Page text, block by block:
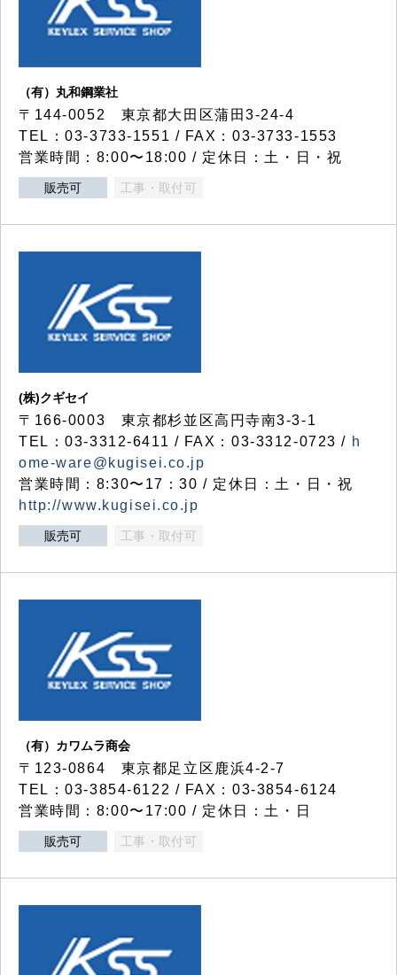
（有）丸和鋼業社
〒144-0052 東京都大田区蒲田3-24-4
TEL：03-3733-1551 / FAX：03-3733-1553
営業時間：8:00〜18:00 / 定休日：土・日・祝
販売可 工事・取付可
(株)クギセイ
〒166-0003 東京都杉並区高円寺南3-3-1
TEL：03-3312-6411 / FAX：03-3312-0723 / h
ome-ware@kugisei.co.jp
営業時間：8:30〜17：30 / 定休日：土・日・祝
http://www.kugisei.co.jp
販売可 工事・取付可
（有）カワムラ商会
〒123-0864 東京都足立区鹿浜4-2-7
TEL：03-3854-6122 / FAX：03-3854-6124
営業時間：8:00〜17:00 / 定休日：土・日
販売可 工事・取付可